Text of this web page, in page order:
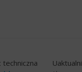
techniczna